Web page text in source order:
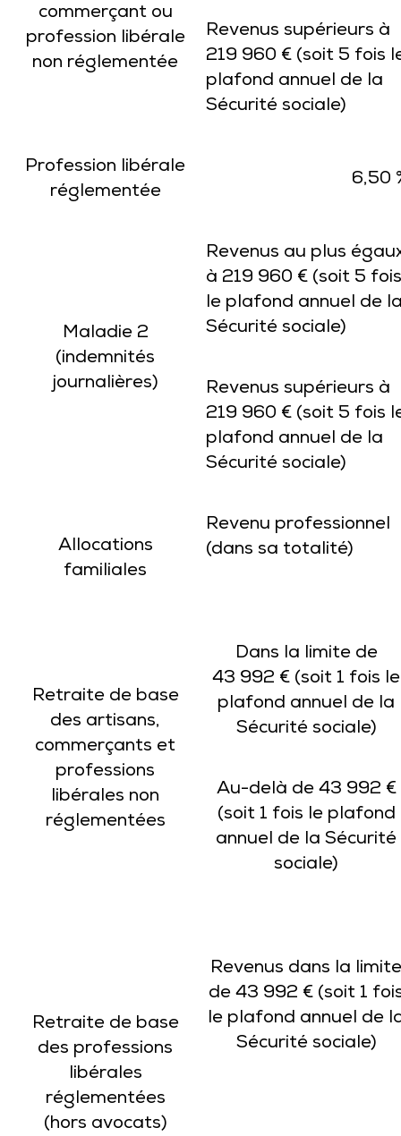
commerçant ou
profession libérale
non réglementée
Revenus supérieurs à
219 960 € (soit 5 fois
plafond annuel de la
Sécurité sociale)
Profession libérale
réglementée
6,50
Maladie 2
(indemnités
journalières)
Revenus au plus
à 219 960 € (soit 5 fois
le plafond annuel de
Sécurité sociale)
Revenus supérieurs à
219 960 € (soit 5 fois
plafond annuel de la
Sécurité sociale)
Allocations
familiales
Revenu professionnel
(dans sa totalité)
Retraite de base
des artisans,
commerçants et
professions
libérales non
réglementées
Dans la limite de
43 992 € (soit 1 fois le
plafond annuel de la
Sécurité sociale)
Au-delà de 43 992 €
(soit 1 fois le plafond
annuel de la Sécurité
sociale)
Retraite de base
des professions
libérales
réglementées
(hors avocats)
Revenus dans la limite
de 43 992 € (soit 1
le plafond annuel de
Sécurité sociale)